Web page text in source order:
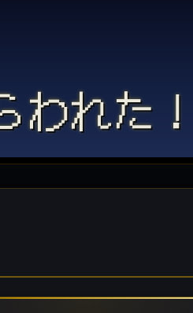
れた！